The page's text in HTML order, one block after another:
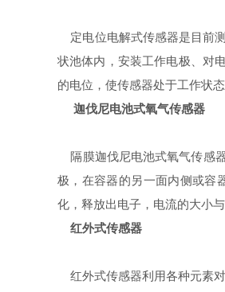
定电位电解式传感器是目前
状池体内，安装工作电极、对
的电位，使传感器处于工作状
迦伐尼电池式氧气传感器
隔膜迦伐尼电池式氧气传感
极，在容器的另一面内侧或容
化，释放出电子，电流的大小
红外式传感器
红外式传感器利用各种元素